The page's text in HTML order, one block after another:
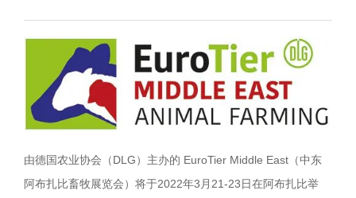
由德国农业协会（DLG）主办的 EuroTier Middle East（中东
阿布扎比畜牧展览会）将于2022年3月21-23日在阿布扎比举